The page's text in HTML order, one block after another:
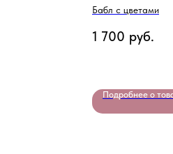
Бабл с цветами
1 700 руб.
Подробнее о